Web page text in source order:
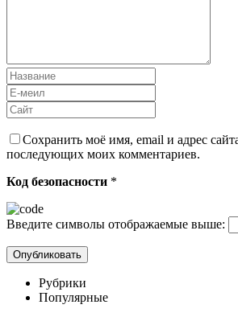
Сохранить моё имя, email и адрес
последующих моих комментариев.
Код безопасности *
Введите символы отображаемые выше:
Рубрики
Популярные